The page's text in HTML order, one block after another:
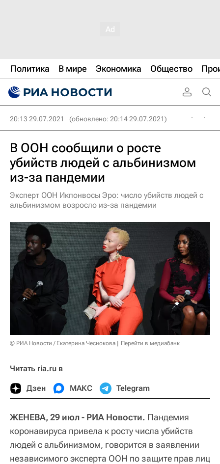
Политика В мире Экономика Общество
20:13 29.07.2021 (обновлено: 20:14 29.07.2021)
В ООН сообщили о росте
убийств людей с альбинизмом
из-за пандемии
Эксперт ООН Икпонвосы Эро: число убийств людей с
альбинизмом возросло из-за пандемии
© РИА Новости / Екатерина Чеснокова Перейти в медиабанк
Читать ria.ru в
Дзен МАКС Telegram
ЖЕНЕВА, 29 июл - РИА Новости. Пандемия
коронавируса привела к росту числа убийств
людей с альбинизмом, говорится в заявлении
независимого эксперта ООН по защите прав лиц